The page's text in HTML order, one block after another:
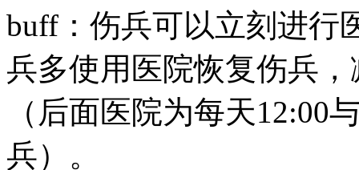
buff：伤兵可以立刻进行
兵多使用医院恢复伤兵
（后面医院为每天12:00
兵）。